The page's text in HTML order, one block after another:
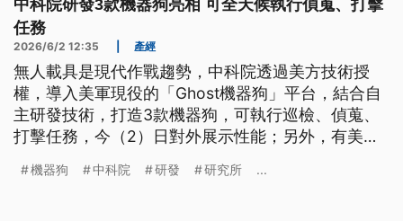
中科院研發3款機器狗亮相 可全天候執行偵蒐、打擊
任務
2026/6/2 12:35 產經
無人載具是現代作戰趨勢，中科院透過美方技術授
權，導入美軍現役的「Ghost機器狗」平台，結合自
主研發技術，打造3款機器狗，可執行巡檢、偵蒐、
打擊任務，今（2）日對外展示性能；另外，有美商
軍訂單。
機器狗 中科院 研發 研究所 ...